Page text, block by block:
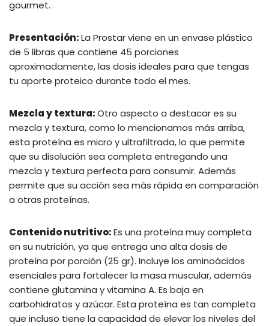
gourmet.
Presentación:La Prostar viene en un envase plástico
de 5 libras que contiene 45 porciones
aproximadamente, las dosis ideales para que tengas
tu aporte proteico durante todo el mes.
Mezcla y textura:Otro aspecto a destacar es su
mezcla y textura, como lo mencionamos más arriba,
esta proteína es micro y ultrafiltrada, lo que permite
que su disolución sea completa entregando una
mezcla y textura perfecta para consumir. Además
permite que su acción sea más rápida en comparación
a otras proteínas.
Contenido nutritivo:Es una proteína muy completa
en su nutrición, ya que entrega una alta dosis de
proteína por porción (25 gr). Incluye los aminoácidos
esenciales para fortalecer la masa muscular, además
contiene glutamina y vitamina A. Es baja en
carbohidratos y azúcar. Esta proteína es tan completa
que incluso tiene la capacidad de elevar los niveles del